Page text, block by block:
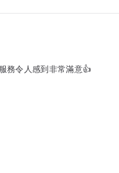
務令人感到非常滿意👍